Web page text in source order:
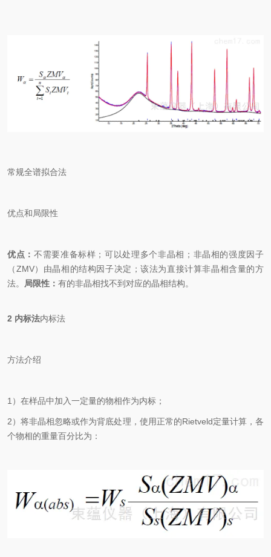
常规全谱拟合法
优点和局限性
优点： 不需要准备标样；可以处理多个非晶相；非晶相的强度因子
（ZMV）由晶相的结构因子决定；该法为直接计算非晶相含量的方
法。 局限性： 有的非晶相找不到对应的晶相结构。
2 内标法内标法
方法介绍
1）在样品中加入一定量的物相作为内标；
2）将非晶相忽略或作为背底处理，使用正常的Rietveld定量计算，各
个物相的重量百分比为：